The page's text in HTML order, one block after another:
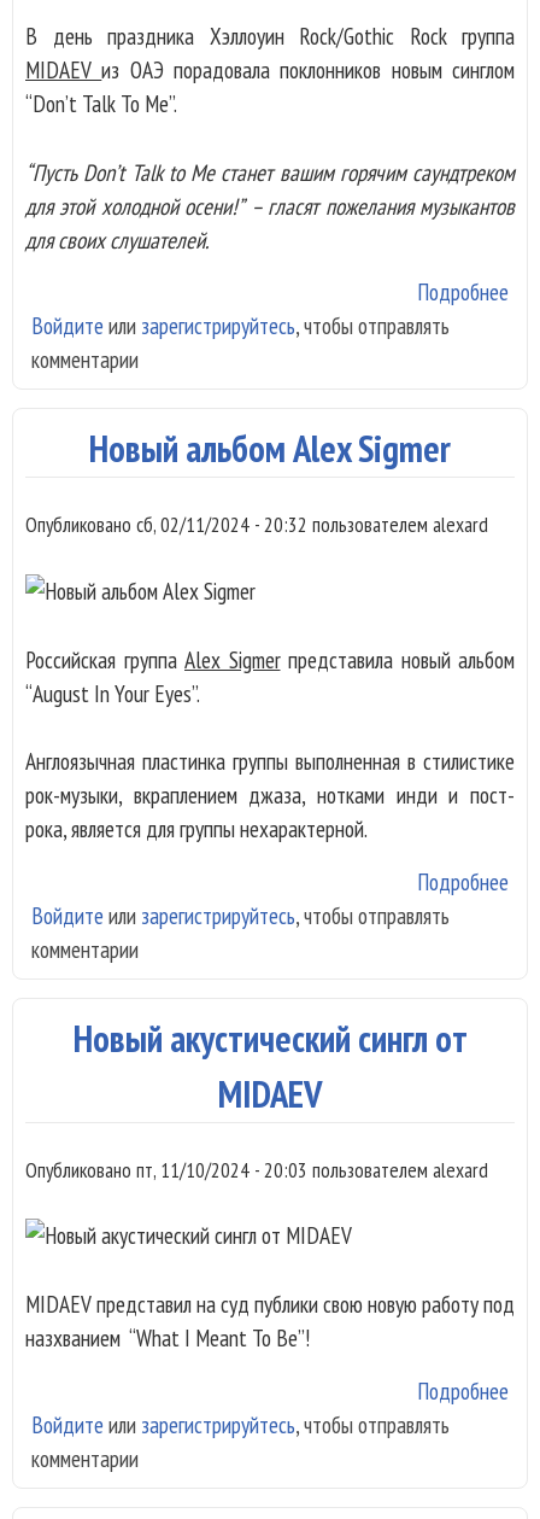
В день праздника Хэллоуин Rock/Gothic Rock группа
MIDAEVиз ОАЭ порадовала поклонников новым синглом
“Don’t Talk To Me”.
“Пусть Don’t Talk to Me станет вашим горячим саундтреком
для этой холодной осени!” – гласят пожелания музыкантов
для своих слушателей.
Подробнее
Войдите или зарегистрируйтесь, чтобы отправлять
комментарии
Новый альбом Alex Sigmer
Опубликовано сб, 02/11/2024 - 20:32 пользователем alexard
Российская группа Alex Sigmerпредставила новый альбом
“August In Your Eyes”.
Англоязычная пластинка группы выполненная в стилистике
рок-музыки, вкраплением джаза, нотками инди и пост-
рока, является для группы нехарактерной.
Подробнее
Войдите или зарегистрируйтесь, чтобы отправлять
комментарии
Новый акустический сингл от
MIDAEV
Опубликовано пт, 11/10/2024 - 20:03 пользователем alexard
MIDAEV представил на суд публики свою новую работу под
назхванием “What I Meant To Be”!
Подробнее
Войдите или зарегистрируйтесь, чтобы отправлять
комментарии